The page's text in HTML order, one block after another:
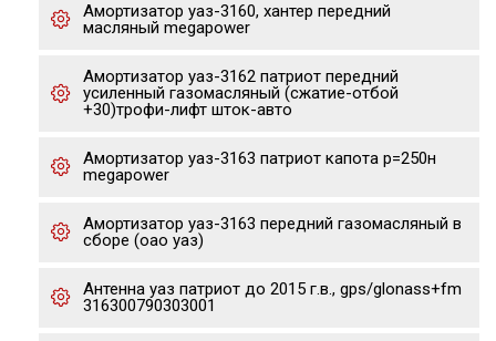
Амортизатор уаз-3160, хантер передний
масляный megapower
Амортизатор уаз-3162 патриот передний
усиленный газомасляный (сжатие-отбой
+30)трофи-лифт шток-авто
Амортизатор уаз-3163 патриот капота р=250н
megapower
Амортизатор уаз-3163 передний газомасляный в
сборе (оао уаз)
Антенна уаз патриот до 2015 г.в., gps/glonass+fm
316300790303001